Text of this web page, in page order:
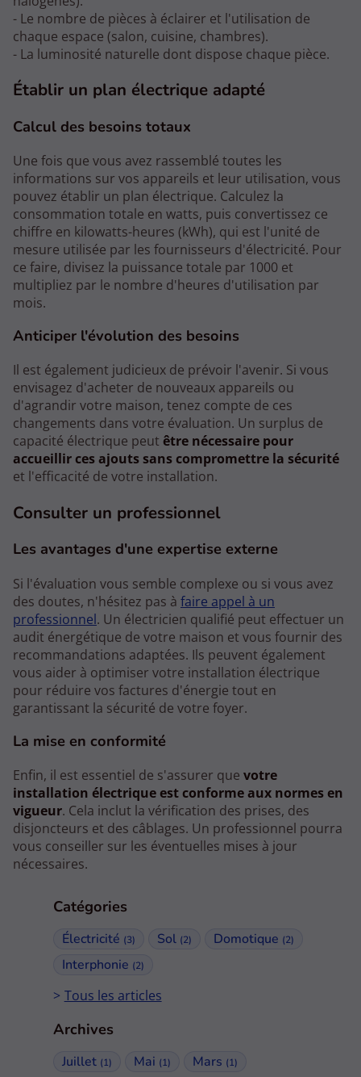
Catégories
Électricité (3) Sol (2) Domotique (2)
Interphonie (2)
Tous les articles
Archives
Juillet (1) Mai (1) Mars (1)
- Le nombre de pièces à éclairer et l'utilisation de
chaque espace (salon, cuisine, chambres).
- La luminosité naturelle dont dispose chaque pièce.
Établir un plan électrique adapté
Calcul des besoins totaux
Une fois que vous avez rassemblé toutes les
informations sur vos appareils et leur utilisation, vous
pouvez établir un plan électrique. Calculez la
consommation totale en watts, puis convertissez ce
chiffre en kilowatts-heures (kWh), qui est l'unité de
mesure utilisée par les fournisseurs d'électricité. Pour
ce faire, divisez la puissance totale par 1000 et
multipliez par le nombre d'heures d'utilisation par
mois.
Anticiper l'évolution des besoins
Il est également judicieux de prévoir l'avenir. Si vous
envisagez d'acheter de nouveaux appareils ou
d'agrandir votre maison, tenez compte de ces
changements dans votre évaluation. Un surplus de
capacité électrique peut être nécessaire pour
accueillir ces ajouts sans compromettre la sécurité
et l'efficacité de votre installation.
Consulter un professionnel
Les avantages d'une expertise externe
Si l'évaluation vous semble complexe ou si vous avez
des doutes, n'hésitez pas à faire appel à un
professionnel. Un électricien qualifié peut effectuer un
audit énergétique de votre maison et vous fournir des
recommandations adaptées. Ils peuvent également
vous aider à optimiser votre installation électrique
pour réduire vos factures d'énergie tout en
garantissant la sécurité de votre foyer.
La mise en conformité
Enfin, il est essentiel de s'assurer que votre
installation électrique est conforme aux normes en
vigueur. Cela inclut la vérification des prises, des
disjoncteurs et des câblages. Un professionnel pourra
vous conseiller sur les éventuelles mises à jour
nécessaires.